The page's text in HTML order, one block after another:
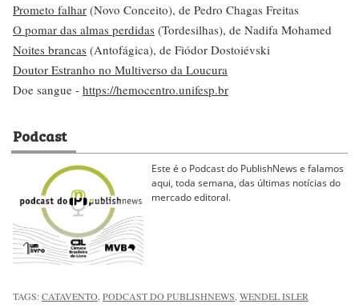
Prometo falhar (Novo Conceito), de Pedro Chagas Freitas
O pomar das almas perdidas (Tordesilhas), de Nadifa Mohamed
Noites brancas (Antofágica), de Fiódor Dostoiévski
Doutor Estranho no Multiverso da Loucura
Doe sangue - https://hemocentro.unifesp.br
Podcast
Este é o Podcast do PublishNews e falamos
aqui, toda semana, das últimas notícias do
mercado editoral.
TAGS:CATAVENTO PODCAST DO PUBLISHNEWS WENDEL ISLER